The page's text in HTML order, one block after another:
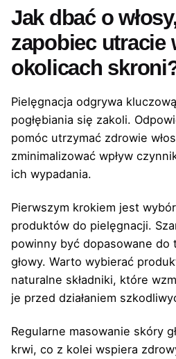
Jak dbać o
zapobiec utracie
okolicach
Pielęgnacja odgrywa
pogłębiania się zakoli.
pomóc utrzymać zdrowie
zminimalizować wpływ
ich wypadania.
Pierwszym krokiem jest
produktów do pielęgnacji.
powinny być dopasowane do
głowy. Warto wybierać
naturalne składniki, które
je przed działaniem
Regularne masowanie skóry
krwi, co z kolei wspiera